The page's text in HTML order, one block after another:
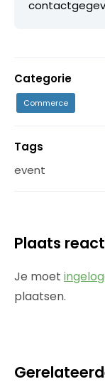
Categorie
Commerce
Tags
event
Plaats
Je moet
plaatsen.